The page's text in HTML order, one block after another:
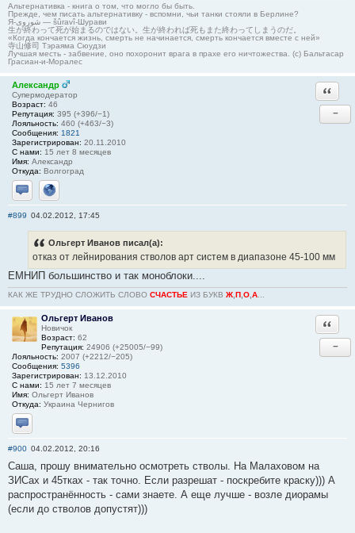
Альтернативка - книга о том, что могло бы быть.
Прежде, чем писать альтернативку - вспомни, чьи танки стояли в Берлине?
Я-شوروی — šûravî-Шурави
生が終わって死が始まるのではない。生が終われば死もまた終わってしまうのだ。
«Когда кончается жизнь, смерть не начинается, смерть кончается вместе с ней»
寺山修司 Тэраяма Сюудзи
Лучшая месть - забвение, оно похоронит врага в прахе его ничтожества. (с) Бальтасар
Грасиан-и-Моралес
Александр
Супермодератор
Возраст: 46
Репутация: 395 (+396/−1)
Лояльность: 460 (+463/−3)
Сообщения: 1821
Зарегистрирован: 20.11.2010
С нами: 15 лет 8 месяцев
Имя: Александр
Откуда: Волгоград
Отправить личное сообщение
Сайт
−
#899 04.02.2012, 17:45
Ольгерт Иванов писал(а):
отказ от лейнирования стволов арт систем в диапазоне 45-100 мм
ЕМНИП большинство и так моноблоки....
КАК ЖЕ ТРУДНО СЛОЖИТЬ СЛОВО СЧАСТЬЕ ИЗ БУКВ Ж П О А
Ольгерт Иванов
Новичок
Возраст: 62
Репутация: 24906 (+25005/−99)
Лояльность: 2007 (+2212/−205)
Сообщения: 5396
Зарегистрирован: 13.12.2010
С нами: 15 лет 7 месяцев
Имя: Ольгерт Иванов
Откуда: Украина Чернигов
Отправить личное сообщение
−
#900 04.02.2012, 20:16
Саша, прошу внимательно осмотреть стволы. На Малаховом на
ЗИСах и 45тках - так точно. Если разрешат - поскребите краску))) А
распространённость - сами знаете. А еще лучше - возле диорамы
(если до стволов допустят)))